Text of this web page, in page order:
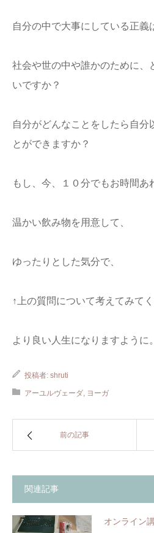
自分の中で大事にしている正義
社会や世の中や誰かのために、
いですか？
自分がどんなことをしたら自分
とができますか？
もし、今、１０分でもお時間あ
温かい飲み物を用意して、
ゆったりとした気分で、
↑上の質問について考えてみてく
より良い人生になりますように。
投稿者: shruti
アーユルヴェーダ ヨーガ
前の記事
関連記事
オンライン